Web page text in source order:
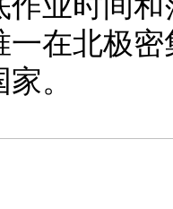
一在北极
。